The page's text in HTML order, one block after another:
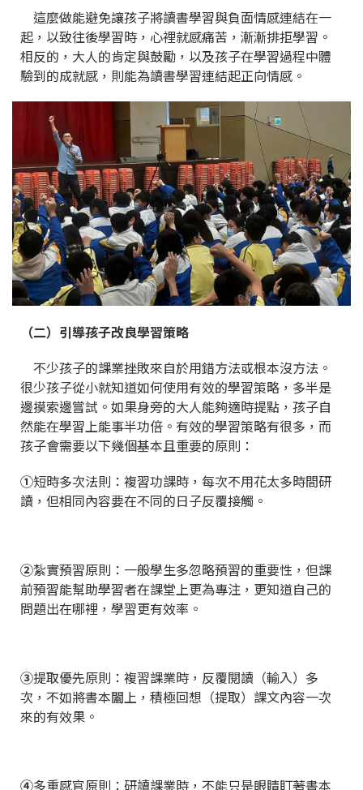
這麼做能避免讓孩子將讀書學習與負面情感連結在一
起，以致往後學習時，心裡就感痛苦，漸漸排拒學習。
相反的，大人的肯定與鼓勵，以及孩子在學習過程中體
驗到的成就感，則能為讀書學習連結起正向情感。
（二）引導孩子改良學習策略
不少孩子的課業挫敗來自於用錯方法或根本沒方法。
很少孩子從小就知道如何使用有效的學習策略，多半是
邊摸索邊嘗試。如果身旁的大人能夠適時提點，孩子自
然能在學習上能事半功倍。有效的學習策略有很多，而
孩子會需要以下幾個基本且重要的原則：
①短時多次法則：複習功課時，每次不用花太多時間研
讀，但相同內容要在不同的日子反覆接觸。
②紮實預習原則：一般學生多忽略預習的重要性，但課
前預習能幫助學習者在課堂上更為專注，更知道自己的
問題出在哪裡，學習更有效率。
③提取優先原則：複習課業時，反覆閱讀（輸入）多
次，不如將書本闔上，積極回想（提取）課文內容一次
來的有效果。
④多重感官原則：研讀課業時，不能只是眼睛盯著書本